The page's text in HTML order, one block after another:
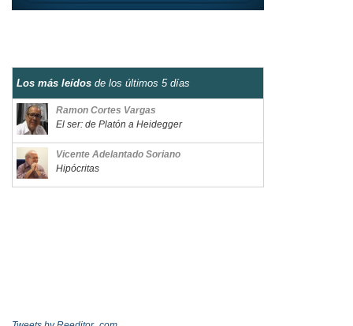
Los más leídos de los últimos 5 días
Ramon Cortes Vargas
El ser: de Platón a Heidegger
Vicente Adelantado Soriano
Hipócritas